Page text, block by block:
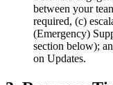
between your
required, (c)
(Emergency)
section below);
on Updates.